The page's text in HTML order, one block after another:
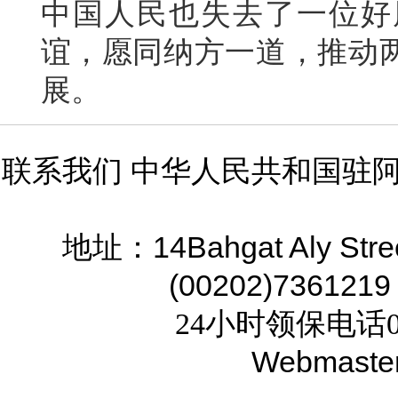
中国人民也失去了一位
谊，愿同纳方一道，推动
展。
联系我们 中华人民共和国驻
地址： 14Bahgat Aly
(00202)7361219
24小时领保电话